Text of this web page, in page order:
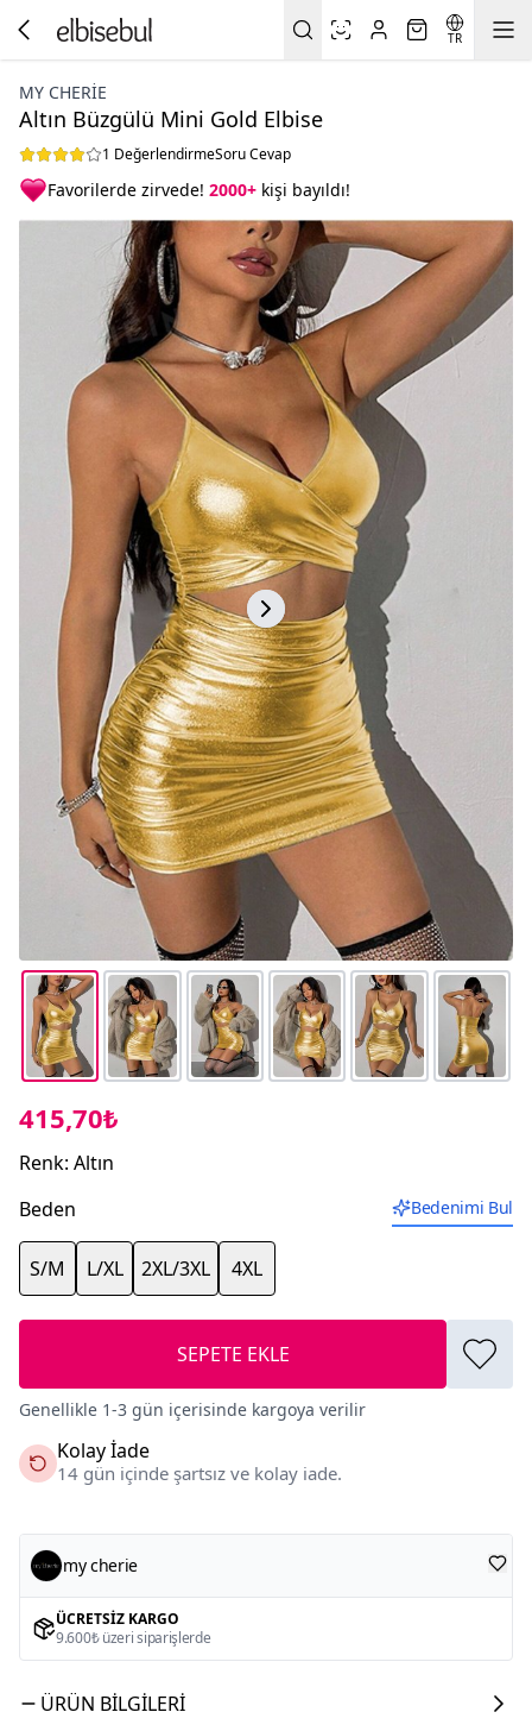
TR
MY CHERIE
Altın Büzgülü Mini Gold Elbise
1 DeğerlendirmeSoru Cevap
Favorilerde zirvede! 2000+ kişi bayıldı!
415,70₺
Renk: Altın
Beden
Bedenimi Bul
S/M L/XL 2XL/3XL 4XL
SEPETE EKLE
Genellikle 1-3 gün içerisinde kargoya verilir
Kolay İade
14 gün içinde şartsız ve kolay iade.
my cherie
ÜCRETSIZ KARGO
9.600₺ üzeri siparişlerde
ÜRÜN BILGILERI